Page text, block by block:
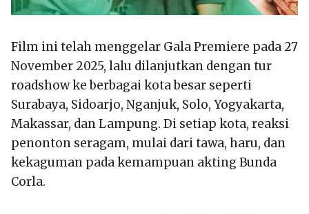
Film ini telah menggelar Gala Premiere pada 27
November 2025, lalu dilanjutkan dengan tur
roadshow ke berbagai kota besar seperti
Surabaya, Sidoarjo, Nganjuk, Solo, Yogyakarta,
Makassar, dan Lampung. Di setiap kota, reaksi
penonton seragam, mulai dari tawa, haru, dan
kekaguman pada kemampuan akting Bunda
Corla.